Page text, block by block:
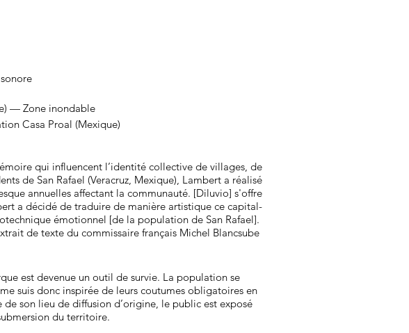
— Zone inondable
Casa Proal (Mexique)
qui influencent l’identité collective de villages, de
de San Rafael (Veracruz, Mexique), Lambert a réalisé
annuelles affectant la communauté. [Diluvio] s'offre
a décidé de traduire de manière artistique ce capital-
émotionnel [de la population de San Rafael].
de texte du commissaire français Michel Blancsube
est devenue un outil de survie. La population se
suis donc inspirée de leurs coutumes obligatoires en
son lieu de diffusion d’origine, le public est exposé
du territoire.